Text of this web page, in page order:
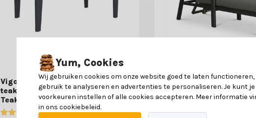
Vigo dining tuintafel 4 personen |
teakhout + aluminium | Natural
Teak | 200cm
Brighton ligbed |
teak | antraciet | 179cm
Yum, Cookies
Wij gebruiken cookies om onze website goed te laten
gebruik te analyseren en advertenties te personaliseren. Je kunt je
voorkeuren instellen of alle cookies accepteren. Meer informatie
in ons cookiebeleid.